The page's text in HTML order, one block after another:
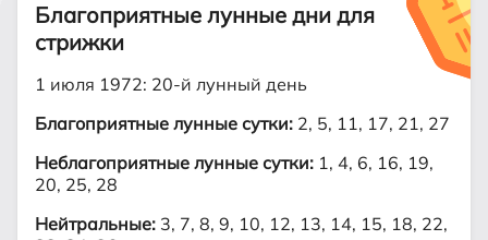
Благоприятные лунные дни для
стрижки
1 июля 1972: 20-й лунный день
Благоприятные лунные сутки: 2, 5, 11, 17, 21, 27
Неблагоприятные лунные сутки: 1, 4, 6, 16, 19,
20, 25, 28
Нейтральные: 3, 7, 8, 9, 10, 12, 13, 14, 15, 18, 22,